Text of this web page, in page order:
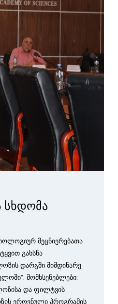
მეცნიერებათა
გახსნა
დარგში მიმდინარე
მომხსენებლები:
და ფილტვის
ეროვნული პროგრამის